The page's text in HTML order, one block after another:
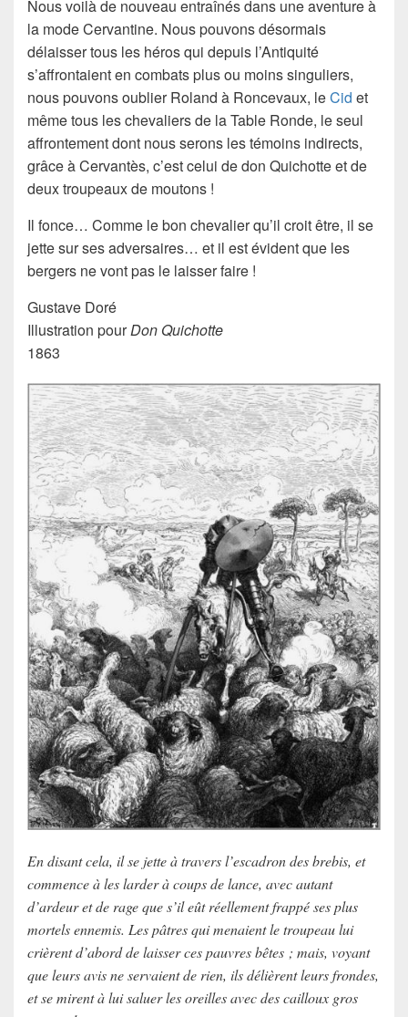
Nous voilà de nouveau entraînés dans une aventure à
la mode Cervantine. Nous pouvons désormais
délaisser tous les hérosqui depuis l’Antiquité
s’affrontaient en combats plus ou moins singuliers,
nous pouvons oublier Roland à Roncevaux, leCid et
même tous les chevaliers de la Table Ronde, le seul
affrontement dont nous serons les témoins indirects,
grâce àCervantès, c’est celui dedon Quichotteet de
deux troupeaux de moutons !
Il fonce… Comme le bon chevalierqu’il croit être, il se
jette sur ses adversaires… et il est évident que les
bergers ne vont pas le laisser faire !
Gustave Doré
Illustration pourDon Quichotte
1863
En disant cela, il se jette à travers l’escadron des brebis, et
commence à les larder à coups de lance, avec autant
d’ardeur et de rage que s’il eût réellement frappé ses plus
mortels ennemis. Les pâtres qui menaient le troupeau lui
crièrent d’abord de laisser ces pauvres bêtes ; mais, voyant
que leurs avis ne servaient de rien, ils délièrent leurs frondes,
et se mirent à lui saluer les oreilles avec des cailloux gros